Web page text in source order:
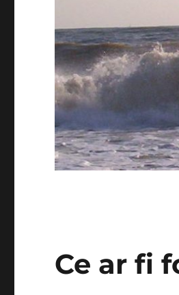
Ce ar fi